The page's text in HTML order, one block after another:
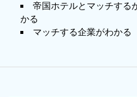
帝国ホテルとマッチする
かる
マッチする企業がわかる